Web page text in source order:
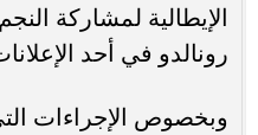
الإيطالية لمشاركة
رونالدو في أحد
وبخصوص الإجراءات